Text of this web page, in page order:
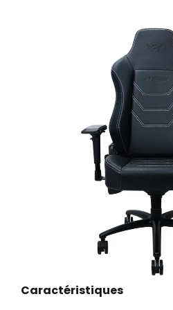
Caractéristiques